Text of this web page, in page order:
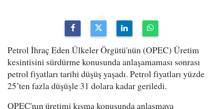
Petrol İhraç Eden Ülkeler Örgütü'nün (OPEC) Üretim
kesintisini sürdürme konusunda anlaşamaması sonrası
petrol fiyatları tarihi düşüş yaşadı. Petrol fiyatları yüzde
25’ten fazla düşüşle 31 dolara kadar geriledi.
OPEC'nın üretimi kısma konusunda anlaşmaya